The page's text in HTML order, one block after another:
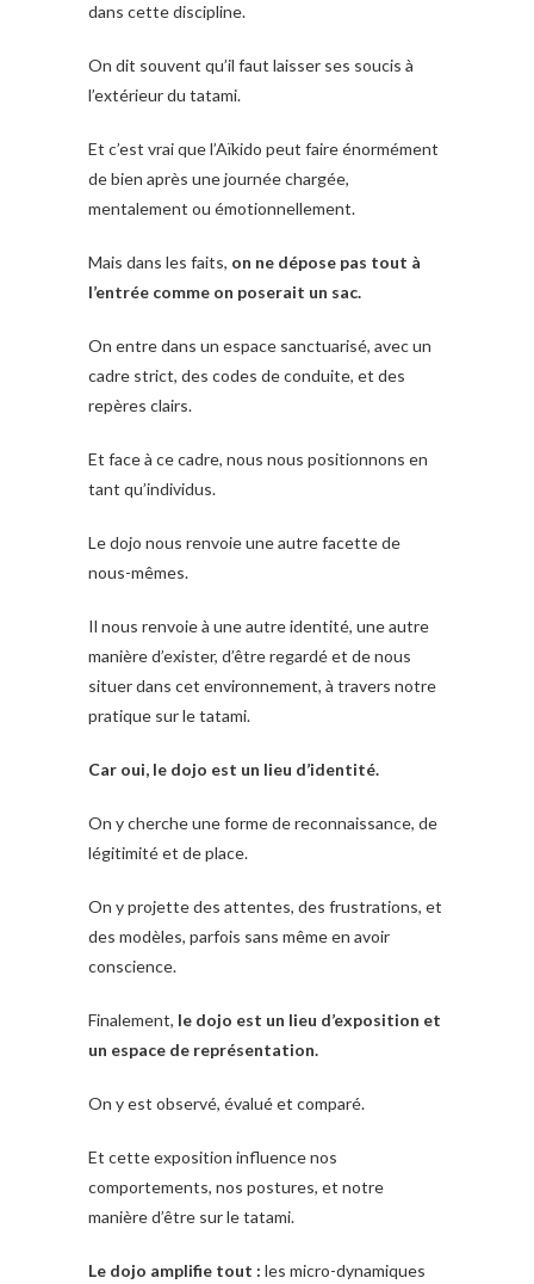
dans cette discipline.
On dit souvent qu’il faut laisser ses soucis à
l’extérieur du tatami.
Et c’est vrai que l’Aïkido peut faire énormément
de bien après une journée chargée,
mentalement ou émotionnellement.
Mais dans les faits, on ne dépose pas tout à
l’entrée comme on poserait un sac.
On entre dans un espace sanctuarisé, avec un
cadre strict, des codes de conduite, et des
repères clairs.
Et face à ce cadre, nous nous positionnons en
tant qu’individus.
Le dojo nous renvoie une autre facette de
nous-mêmes.
Il nous renvoie à une autre identité, une autre
manière d’exister, d’être regardé et de nous
situer dans cet environnement, à travers notre
pratique sur le tatami.
Car oui, le dojo est un lieu d’identité.
On y cherche une forme de reconnaissance, de
légitimité et de place.
On y projette des attentes, des frustrations, et
des modèles, parfois sans même en avoir
conscience.
Finalement, le dojo est un lieu d’exposition et
un espace de représentation.
On y est observé, évalué et comparé.
Et cette exposition influence nos
comportements, nos postures, et notre
manière d’être sur le tatami.
Le dojo amplifie tout : les micro-dynamiques